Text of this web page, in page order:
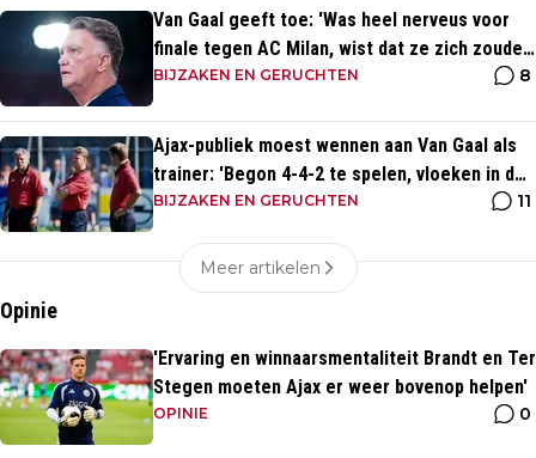
Van Gaal geeft toe: 'Was heel nerveus voor
finale tegen AC Milan, wist dat ze zich zouden
aanpassen'
BIJZAKEN EN GERUCHTEN 8
Ajax-publiek moest wennen aan Van Gaal als
trainer: 'Begon 4-4-2 te spelen, vloeken in de
kerk'
BIJZAKEN EN GERUCHTEN 11
Meer artikelen
Opinie
'Ervaring en winnaarsmentaliteit Brandt en Ter
Stegen moeten Ajax er weer bovenop helpen'
OPINIE 0